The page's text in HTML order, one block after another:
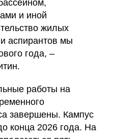
и иной
жилых
аспирантов мы
года, –
работы на
завершены. Кампус
конца 2026 года. На